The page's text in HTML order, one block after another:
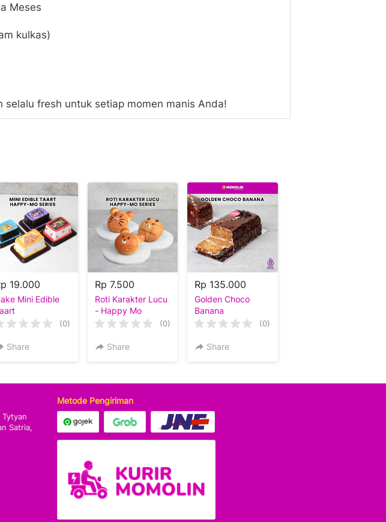
Meses
kulkas)
fresh untuk setiap momen manis Anda!
19.000
Mini Edible
(0)
Share
Rp 7.500
Roti Karakter Lucu
- Happy Mo
(0)
Share
Rp 135.000
Golden Choco
Banana
(0)
Share
Satria,
Metode Pengiriman